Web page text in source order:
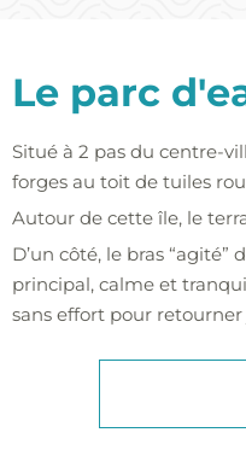
Le parc
Situé à 2 pas du centre-
forges au toit de tuiles
Autour de cette île, le
D’un côté, le bras “agité”
principal, calme et
sans effort pour